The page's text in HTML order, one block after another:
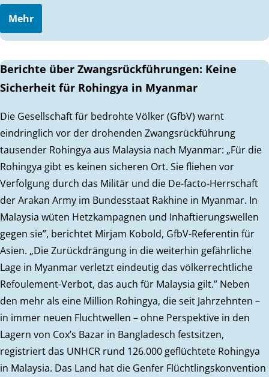
Mehr
Berichte über Zwangsrückführungen: Keine
Sicherheit für Rohingya in Myanmar
Die Gesellschaft für bedrohte Völker (GfbV) warnt
eindringlich vor der drohenden Zwangsrückführung
tausender Rohingya aus Malaysia nach Myanmar: „Für die
Rohingya gibt es keinen sicheren Ort. Sie fliehen vor
Verfolgung durch das Militär und die De-facto-Herrschaft
der Arakan Army im Bundesstaat Rakhine in Myanmar. In
Malaysia wüten Hetzkampagnen und Inhaftierungswellen
gegen sie”, berichtet Mirjam Kobold, GfbV-Referentin für
Asien. „Die Zurückdrängung in die weiterhin gefährliche
Lage in Myanmar verletzt eindeutig das völkerrechtliche
Refoulement-Verbot, das auch für Malaysia gilt.” Neben
den mehr als eine Million Rohingya, die seit Jahrzehnten –
in immer neuen Fluchtwellen – ohne Perspektive in den
Lagern von Cox’s Bazar in Bangladesch festsitzen,
registriert das UNHCR rund 126.000 geflüchtete Rohingya
in Malaysia. Das Land hat die Genfer Flüchtlingskonvention